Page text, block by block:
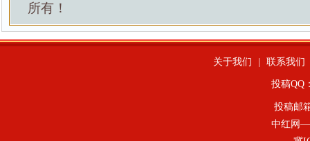
所有！
关于我们 联系我们
投稿QQ
投稿邮
中红网—